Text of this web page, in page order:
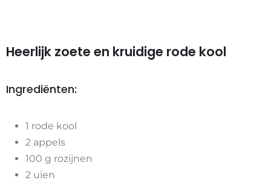
Heerlijk zoete en kruidige rode kool
Ingrediënten:
1 rode kool
2 appels
100 g rozijnen
2 uien